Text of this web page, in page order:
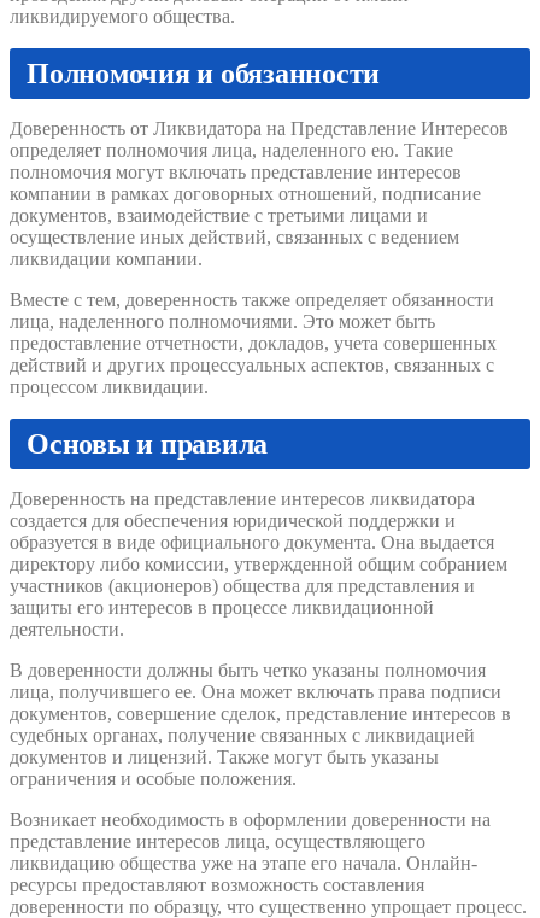
ликвидируемого общества.
Полномочия и обязанности
Доверенность от Ликвидатора на Представление Интересов
определяет полномочия лица, наделенного ею. Такие
полномочия могут включать представление интересов
компании в рамках договорных отношений, подписание
документов, взаимодействие с третьими лицами и
осуществление иных действий, связанных с ведением
ликвидации компании.
Вместе с тем, доверенность также определяет обязанности
лица, наделенного полномочиями. Это может быть
предоставление отчетности, докладов, учета совершенных
действий и других процессуальных аспектов, связанных с
процессом ликвидации.
Основы и правила
Доверенность на представление интересов ликвидатора
создается для обеспечения юридической поддержки и
образуется в виде официального документа. Она выдается
директору либо комиссии, утвержденной общим собранием
участников (акционеров) общества для представления и
защиты его интересов в процессе ликвидационной
деятельности.
В доверенности должны быть четко указаны полномочия
лица, получившего ее. Она может включать права подписи
документов, совершение сделок, представление интересов в
судебных органах, получение связанных с ликвидацией
документов и лицензий. Также могут быть указаны
ограничения и особые положения.
Возникает необходимость в оформлении доверенности на
представление интересов лица, осуществляющего
ликвидацию общества уже на этапе его начала. Онлайн-
ресурсы предоставляют возможность составления
доверенности по образцу, что существенно упрощает процесс.